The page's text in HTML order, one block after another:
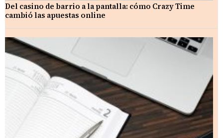
Del casino de barrio a la pantalla: cómo Crazy Time
cambió las apuestas online